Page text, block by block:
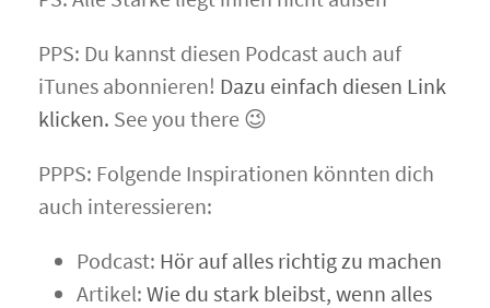
PPS: Du kannst diesen Podcast auch auf
iTunes abonnieren! Dazu einfach diesen Link
klicken. See you there 😉
PPPS: Folgende Inspirationen könnten dich
auch interessieren:
Podcast: Hör auf alles richtig zu machen
Artikel: Wie du stark bleibst, wenn alles